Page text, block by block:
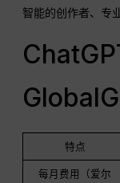
智能的创作者、专
特点
每月费用（爱尔